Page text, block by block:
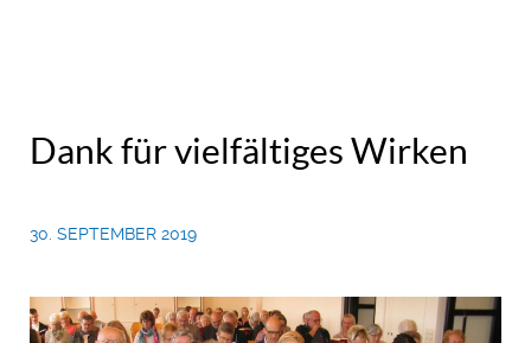
Dank für vielfältiges Wirken
30. SEPTEMBER 2019